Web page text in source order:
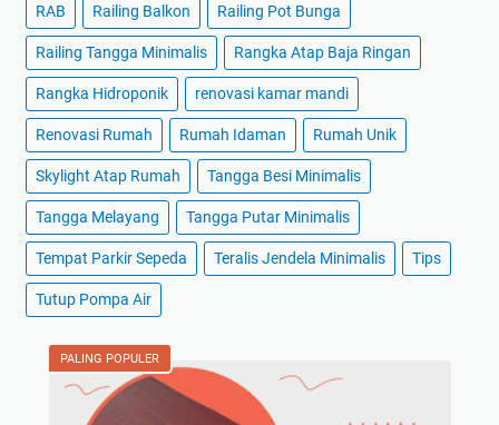
RAB Railing Balkon Railing Pot Bunga
Railing Tangga Minimalis Rangka Atap Baja Ringan
Rangka Hidroponik renovasi kamar mandi
Renovasi Rumah Rumah Idaman Rumah Unik
Skylight Atap Rumah Tangga Besi Minimalis
Tangga Melayang Tangga Putar Minimalis
Tempat Parkir Sepeda Teralis Jendela Minimalis Tips
Tutup Pompa Air
PALING POPULER